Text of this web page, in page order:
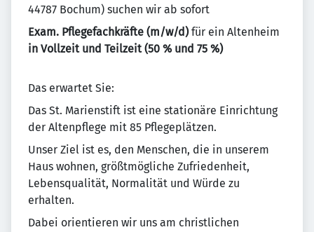
44787 Bochum) suchen wir ab sofort
Exam. Pflegefachkräfte (m/w/d)für ein Altenheim
in Vollzeit und Teilzeit (50 % und 75 %)
Das erwartet Sie:
Das St. Marienstift ist eine stationäre Einrichtung
der Altenpflege mit 85 Pflegeplätzen.
Unser Ziel ist es, den Menschen, die in unserem
Haus wohnen, größtmögliche Zufriedenheit,
Lebensqualität, Normalität und Würde zu
erhalten.
Dabei orientieren wir uns am christlichen